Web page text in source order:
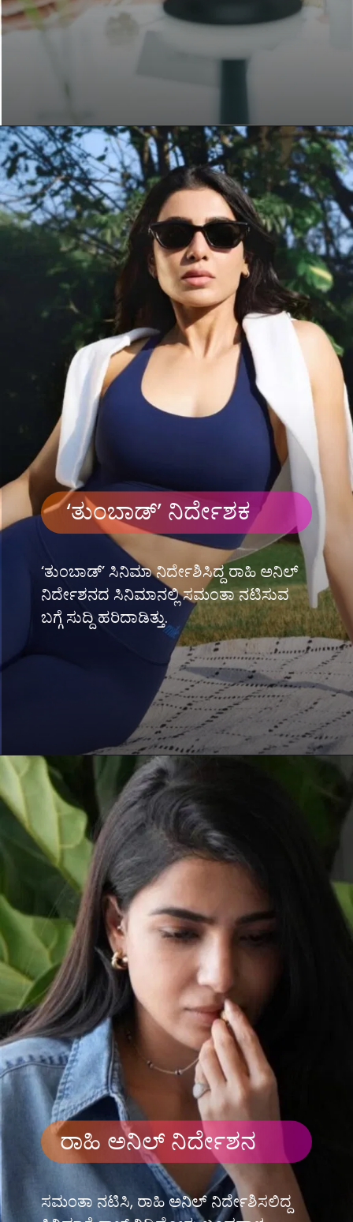
‘ತುಂಬಾಡ್’ ಸಿನಿಮಾ ನಿರ್ದೇಶಿಸಿದ್ದ ರಾಹಿ ಅನಿಲ್
ನಿರ್ದೇಶನದ ಸಿನಿಮಾನಲ್ಲಿ ಸಮಂತಾ ನಟಿಸುವ
ಬಗ್ಗೆ ಸುದ್ದಿ ಹರಿದಾಡಿತ್ತು.
‘ತುಂಬಾಡ್’ ನಿರ್ದೇಶಕ
ಸಮಂತಾ ನಟಿಸಿ, ರಾಹಿ ಅನಿಲ್ ನಿರ್ದೇಶಿಸಲಿದ್ದ
ರಾಹಿ ಅನಿಲ್ ನಿರ್ದೇಶನ